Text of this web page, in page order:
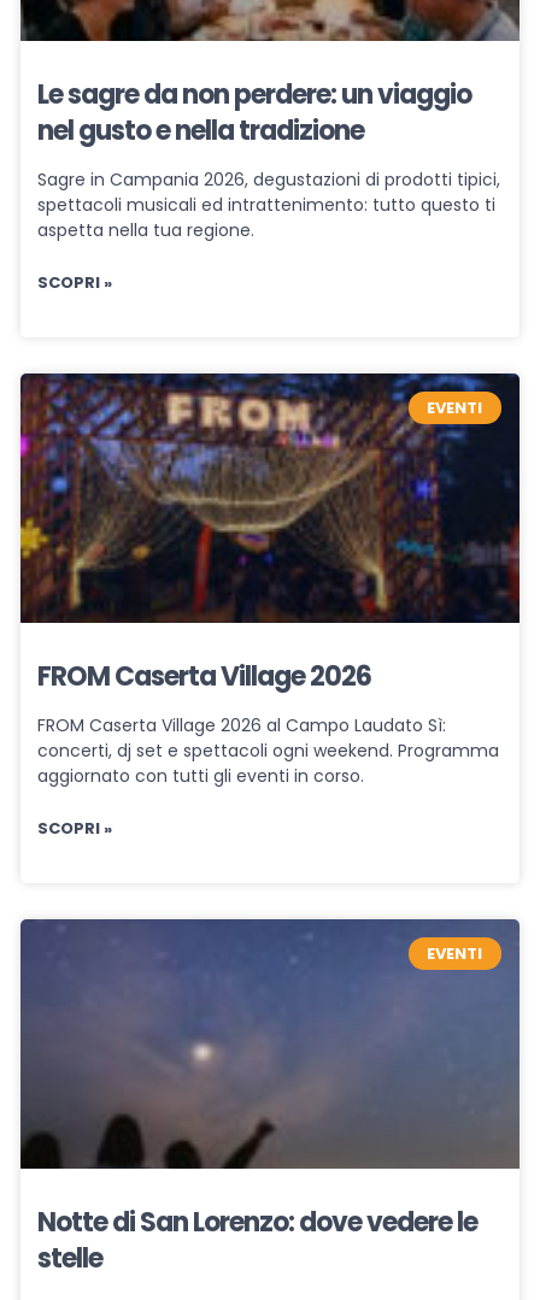
Le sagre da non perdere: un viaggio
nel gusto e nella tradizione
Sagre in Campania 2026, degustazioni di prodotti tipici,
spettacoli musicali ed intrattenimento: tutto questo ti
aspetta nella tua regione.
SCOPRI »
EVENTI
FROM Caserta Village 2026
FROM Caserta Village 2026 al Campo Laudato Sì:
concerti, dj set e spettacoli ogni weekend. Programma
aggiornato con tutti gli eventi in corso.
SCOPRI »
EVENTI
Notte di San Lorenzo: dove vedere le
stelle